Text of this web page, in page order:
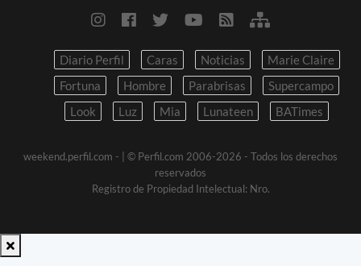
Diario Perfil Caras Noticias
Marie Claire
Fortuna
Hombre Parabrisas
Supercampo
Look
Luz Mia Lunateen BATimes
weekend.perfil.com -
| © Perfil.com 2006-2026 - Todos los derechos
reservados
Registro de Propiedad Intelectual: Nro.